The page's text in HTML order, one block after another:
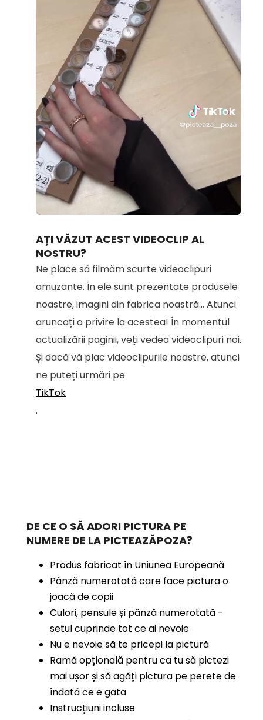
Loaded
100.00%
AȚI VĂZUT ACEST VIDEOCLIP AL
NOSTRU?
Ne place să filmăm scurte videoclipuri
amuzante. În ele sunt prezentate produsele
noastre, imagini din fabrica noastră... Atunci
aruncați o privire la acestea! În momentul
actualizării paginii, veți vedea videoclipuri noi.
Și dacă vă plac videoclipurile noastre, atunci
ne puteți urmări pe
TikTok
.
DE CE O SĂ ADORI PICTURA PE
NUMERE DE LA PICTEAZĂPOZA?
Produs fabricat în Uniunea Europeană
Pânză numerotată care face pictura o
joacă de copii
Culori, pensule și pânză numerotată -
setul cuprinde tot ce ai nevoie
Nu e nevoie să te pricepi la pictură
Ramă opțională pentru ca tu să pictezi
mai ușor și să agăți pictura pe perete de
îndată ce e gata
Instrucțiuni incluse